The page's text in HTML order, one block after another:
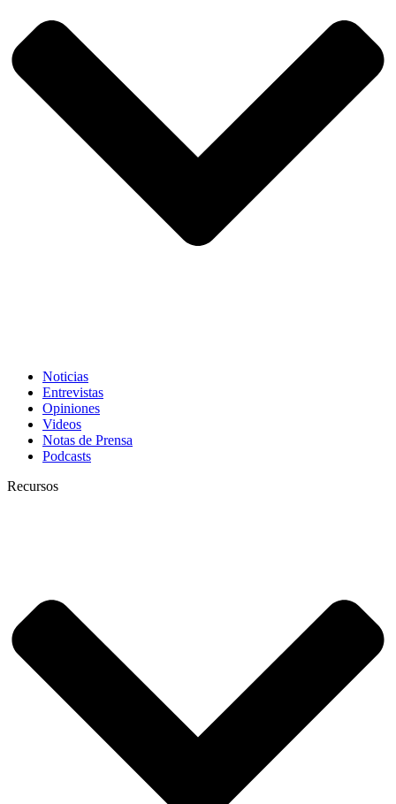
Noticias
Entrevistas
Opiniones
Videos
Notas de Prensa
Podcasts
Recursos